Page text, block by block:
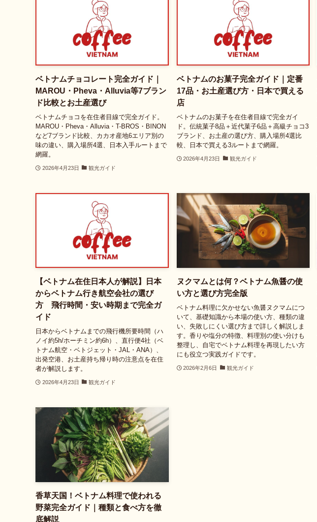
ベトナムチョコレート完全ガイド｜
MAROU・Pheva・Alluvia等7ブラン
ド比較とお土産選び
ベトナムチョコを在住者目線で完全ガイド。
MAROU・Pheva・Alluvia・T-BROS・BINON
など7ブランド比較、カカオ産地6エリア別の
味の違い、購入場所4選、日本入手ルートまで
網羅。
2026年4月23日 観光ガイド
ベトナムのお菓子完全ガイド｜定番
17品・お土産選び方・日本で買える
店
ベトナムのお菓子を在住者目線で完全ガイ
ド。伝統菓子8品＋近代菓子6品＋高級チョコ3
ブランド、お土産の選び方、購入場所4選比
較、日本で買える3ルートまで網羅。
2026年4月23日 観光ガイド
【ベトナム在住日本人が解説】日本
からベトナム行き航空会社の選び
方 飛行時間・安い時期まで完全ガ
イド
日本からベトナムまでの飛行機所要時間（ハ
ノイ約5h/ホーチミン約6h）、直行便4社（ベ
トナム航空・ベトジェット・JAL・ANA）、
出発空港、お土産持ち帰り時の注意点を在住
者が解説します。
2026年4月23日 観光ガイド
ヌクマムとは何？ベトナム魚醤の使
い方と選び方完全版
ベトナム料理に欠かせない魚醤ヌクマムにつ
いて、基礎知識から本場の使い方、種類の違
い、失敗しにくい選び方まで詳しく解説しま
す。香りや塩分の特徴、料理別の使い分けも
整理し、自宅でベトナム料理を再現したい方
にも役立つ実践ガイドです。
2026年2月6日 観光ガイド
香草天国！ベトナム料理で使われる
野菜完全ガイド｜種類と食べ方を徹
底解説